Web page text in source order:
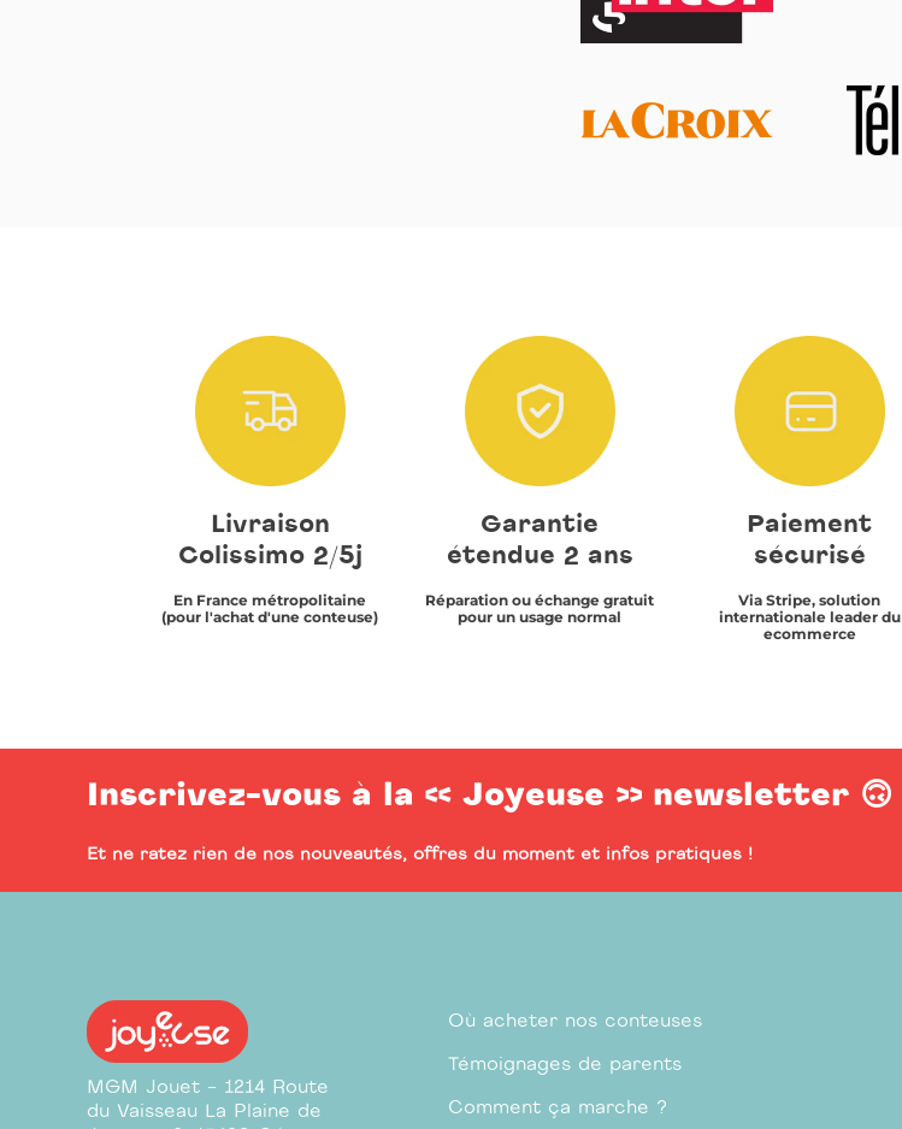
Livraison
Colissimo 2/5j
En France métropolitaine
(pour l'achat d'une conteuse)
Garantie
étendue 2 ans
Réparation ou échange gratuit
pour un usage normal
Paiement
sécurisé
Via Stripe, solution
internationale leader du
ecommerce
Inscrivez-vous à la << Joyeuse >> newsletter 🙃
Et ne ratez rien de nos nouveautés, offres du moment et infos pratiques !
MGM Jouet - 1214 Route
du Vaisseau La Plaine de
Où acheter nos conteuses
Témoignages de parents
Comment ça marche ?